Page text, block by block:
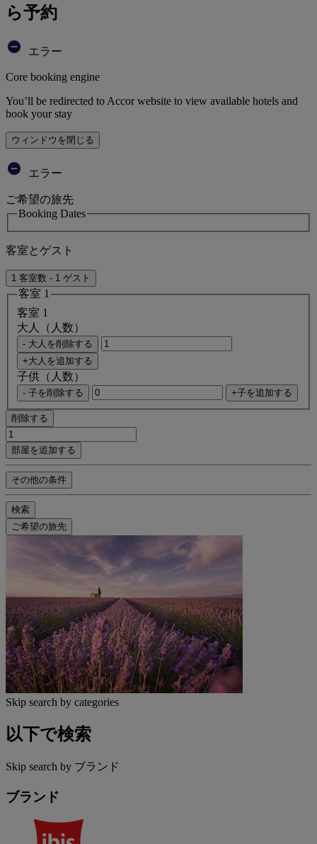
ら予約
エラー
Core booking engine
You’ll be redirected to Accor website to view available hotels and
book your stay
ウィンドウを閉じる
エラー
ご希望の旅先
Booking Dates
客室とゲスト
1 客室数 - 1 ゲスト
客室 1
客室 1
大人（人数）
- 大人を削除する
+大人を追加する
子供（人数）
- 子を削除する +子を追加する
削除する
部屋を追加する
その他の条件
検索
ご希望の旅先
Skip search by categories
以下で検索
Skip search by ブランド
ブランド